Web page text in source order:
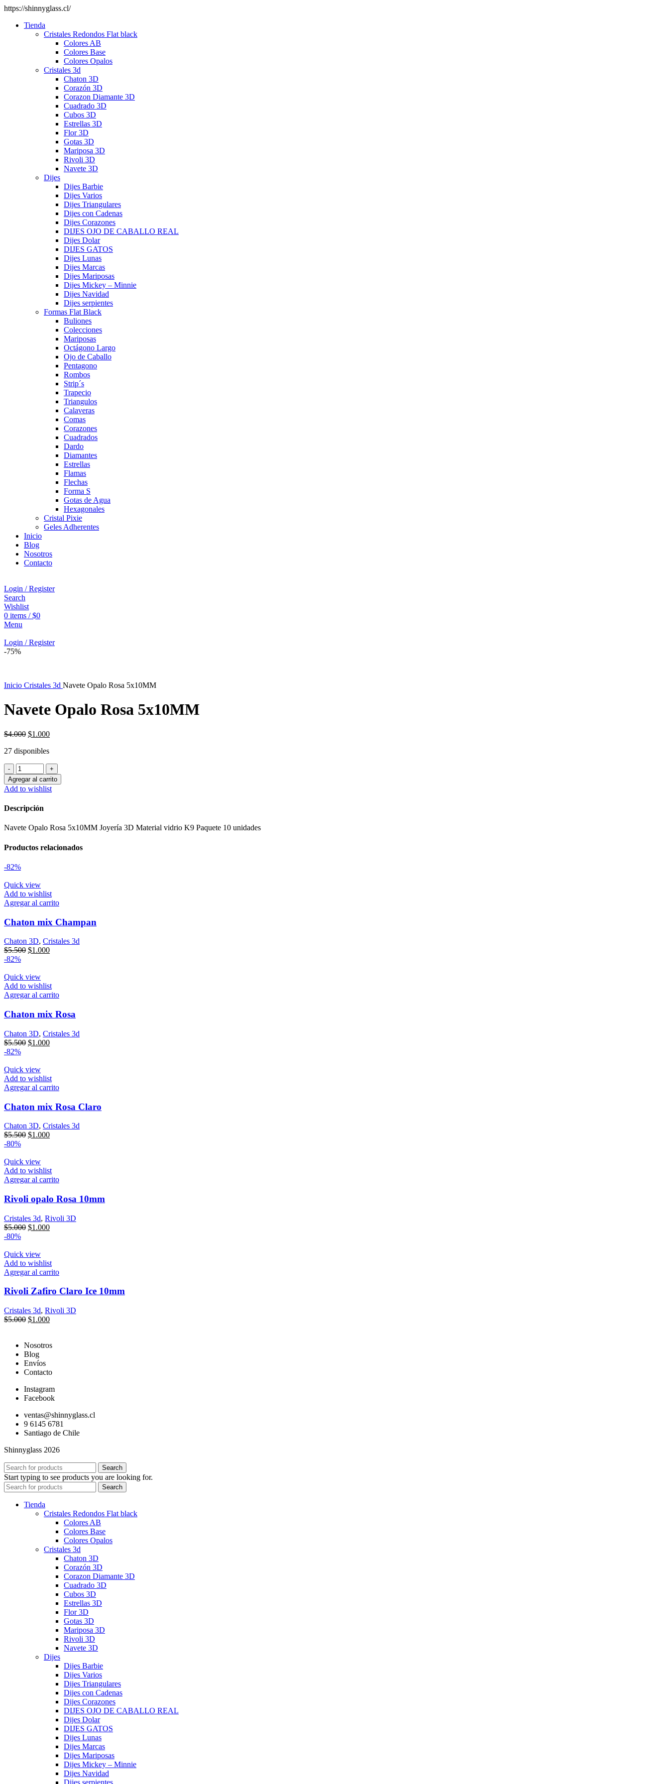
https://shinnyglass.cl/
Tienda
Cristales Redondos Flat black
Colores AB
Colores Base
Colores Opalos
Cristales 3d
Chaton 3D
Corazón 3D
Corazon Diamante 3D
Cuadrado 3D
Cubos 3D
Estrellas 3D
Flor 3D
Gotas 3D
Mariposa 3D
Rivoli 3D
Navete 3D
Dijes
Dijes Barbie
Dijes Varios
Dijes Triangulares
Dijes con Cadenas
Dijes Corazones
DIJES OJO DE CABALLO REAL
Dijes Dolar
DIJES GATOS
Dijes Lunas
Dijes Marcas
Dijes Mariposas
Dijes Mickey – Minnie
Dijes Navidad
Dijes serpientes
Formas Flat Black
Buliones
Colecciones
Mariposas
Octágono Largo
Ojo de Caballo
Pentagono
Rombos
Strip´s
Trapecio
Triangulos
Calaveras
Comas
Corazones
Cuadrados
Dardo
Diamantes
Estrellas
Flamas
Flechas
Forma S
Gotas de Agua
Hexagonales
Cristal Pixie
Geles Adherentes
Inicio
Blog
Nosotros
Contacto
Login / Register
Search
Wishlist
0 items / $0
Menu
Login / Register
-75%
Inicio Cristales 3d Navete Opalo Rosa 5x10MM
Navete Opalo Rosa 5x10MM
$4.000 El
original
$4.000.
$1.000El
$1.000.
27 disponibles
Navete
Opalo
Rosa
5x10MM
cantidad
Agregar al carrito
Add to wishlist
Descripción
Navete Opalo Rosa 5x10MM Joyería 3D Material vidrio K9 Paquete 10 unidades
Productos relacionados
-82%
Quick view
Add to wishlist
Agregar al carrito
Chaton mix Champan
Chaton 3D, Cristales 3d
$5.500 El
era:
$5.500.
$1.000El
$1.000.
-82%
Quick view
Add to wishlist
Agregar al carrito
Chaton mix Rosa
Chaton 3D, Cristales 3d
$5.500 El
era:
$5.500.
$1.000El
$1.000.
-82%
Quick view
Add to wishlist
Agregar al carrito
Chaton mix Rosa Claro
Chaton 3D, Cristales 3d
$5.500 El
era:
$5.500.
$1.000El
$1.000.
-80%
Quick view
Add to wishlist
Agregar al carrito
Rivoli opalo Rosa 10mm
Cristales 3d, Rivoli 3D
$5.000 El
era:
$5.000.
$1.000El
$1.000.
-80%
Quick view
Add to wishlist
Agregar al carrito
Rivoli Zafiro Claro Ice 10mm
Cristales 3d, Rivoli 3D
$5.000 El
era:
$5.000.
$1.000El
es:
Nosotros
Blog
Envíos
Contacto
Instagram
Facebook
ventas@shinnyglass.cl
9 6145 6781
Santiago de Chile
Shinnyglass 2026
Search
Start typing to see products you are looking for.
Search
Tienda
Cristales Redondos Flat black
Colores AB
Colores Base
Colores Opalos
Cristales 3d
Chaton 3D
Corazón 3D
Corazon Diamante 3D
Cuadrado 3D
Cubos 3D
Estrellas 3D
Flor 3D
Gotas 3D
Mariposa 3D
Rivoli 3D
Navete 3D
Dijes
Dijes Barbie
Dijes Varios
Dijes Triangulares
Dijes con Cadenas
Dijes Corazones
DIJES OJO DE CABALLO REAL
Dijes Dolar
DIJES GATOS
Dijes Lunas
Dijes Marcas
Dijes Mariposas
Dijes Mickey – Minnie
Dijes Navidad